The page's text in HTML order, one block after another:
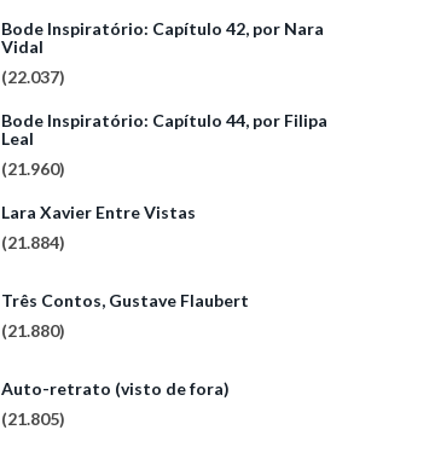
Bode Inspiratório: Capítulo 42, por Nara
Vidal
(22.037)
Bode Inspiratório: Capítulo 44, por Filipa
Leal
(21.960)
Lara Xavier Entre Vistas
(21.884)
Três Contos, Gustave Flaubert
(21.880)
Auto-retrato (visto de fora)
(21.805)